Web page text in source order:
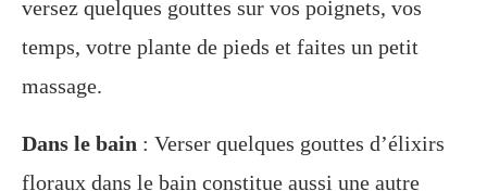
versez quelques gouttes sur vos poignets, vos
temps, votre plante de pieds et faites un petit
massage.
Dans le bain : Verser quelques gouttes d’élixirs
floraux dans le bain constitue aussi une autre